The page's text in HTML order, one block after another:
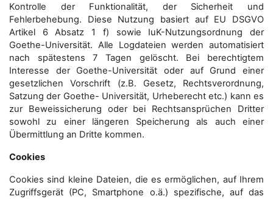
Kontrolle der Funktionalität, der Sicherheit und
Fehlerbehebung. Diese Nutzung basiert auf EU DSGVO
Artikel 6 Absatz 1 f) sowie IuK-Nutzungsordnung der
Goethe-Universität. Alle Logdateien werden auto­matisiert
nach spätestens 7 Tagen gelöscht. Bei berechtigtem
Interesse der Goethe-Universität oder auf Grund einer
gesetzlichen Vorschrift (z.B. Gesetz, Rechtsverordnung,
Satzung der Goethe- Universität, Urheberecht etc.) kann es
zur Beweissicherung oder bei Rechtsansprüchen Dritter
sowohl zu einer längeren Speicherung als auch einer
Übermittlung an Dritte kommen.
Cookies
Cookies sind kleine Dateien, die es ermöglichen, auf Ihrem
Zugriffsgerät (PC, Smartphone o.ä.) spezifische, auf das